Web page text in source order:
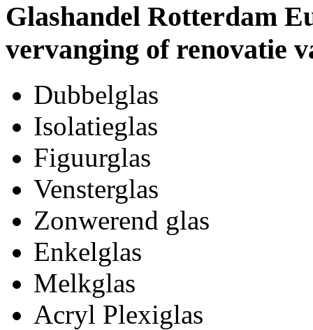
Glashandel Rotterdam
vervanging of renovatie
Dubbelglas
Isolatieglas
Figuurglas
Vensterglas
Zonwerend glas
Enkelglas
Melkglas
Acryl Plexiglas